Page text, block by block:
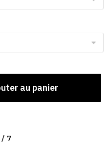
au panier
/ 7